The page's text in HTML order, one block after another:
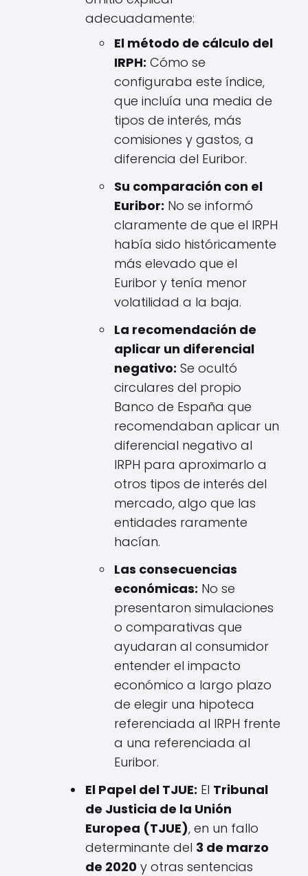
adecuadamente:
El método de cálculo del
IRPH: Cómo se
configuraba este índice,
que incluía una media de
tipos de interés, más
comisiones y gastos, a
diferencia del Euribor.
Su comparación con el
Euribor: No se informó
claramente de que el IRPH
había sido históricamente
más elevado que el
Euribor y tenía menor
volatilidad a la baja.
La recomendación de
aplicar un diferencial
negativo: Se ocultó
circulares del propio
Banco de España que
recomendaban aplicar un
diferencial negativo al
IRPH para aproximarlo a
otros tipos de interés del
mercado, algo que las
entidades raramente
hacían.
Las consecuencias
económicas: No se
presentaron simulaciones
o comparativas que
ayudaran al consumidor
entender el impacto
económico a largo plazo
de elegir una hipoteca
referenciada al IRPH frente
a una referenciada al
Euribor.
El Papel del TJUE: El Tribunal
de Justicia de la Unión
Europea (TJUE), en un fallo
determinante del 3 de marzo
de 2020 y otras sentencias